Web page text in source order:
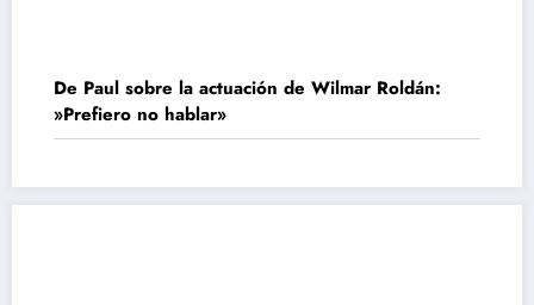
De Paul sobre la actuación de Wilmar Roldán:
»Prefiero no hablar»